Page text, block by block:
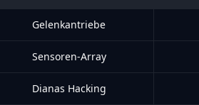
Gelenkantriebe
Sensoren-Array
Dianas Hacking